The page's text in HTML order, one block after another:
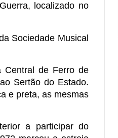
localizado no
Sociedade Musical
Central de Ferro de
Sertão do Estado.
e preta, as mesmas
a participar do